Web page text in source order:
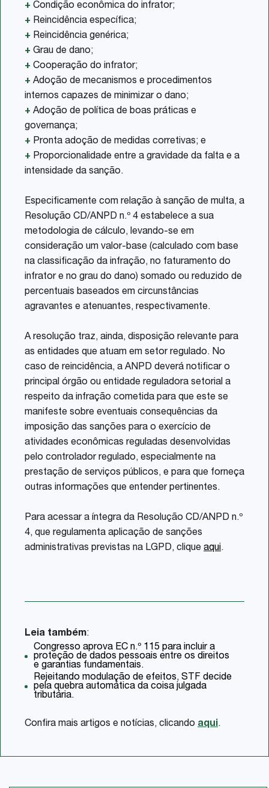
+ Condição econômica do infrator;
+ Reincidência específica;
+ Reincidência genérica;
+ Grau de dano;
+ Cooperação do infrator;
+ Adoção de mecanismos e procedimentos
internos capazes de minimizar o dano;
+ Adoção de política de boas práticas e
governança;
+ Pronta adoção de medidas corretivas; e
+ Proporcionalidade entre a gravidade da falta e a
intensidade da sanção.
Especificamente com relação à sanção de multa, a
Resolução CD/ANPD n.º 4 estabelece a sua
metodologia de cálculo, levando-se em
consideração um valor-base (calculado com base
na classificação da infração, no faturamento do
infrator e no grau do dano) somado ou reduzido de
percentuais baseados em circunstâncias
agravantes e atenuantes, respectivamente.
A resolução traz, ainda, disposição relevante para
as entidades que atuam em setor regulado. No
caso de reincidência, a ANPD deverá notificar o
principal órgão ou entidade reguladora setorial a
respeito da infração cometida para que este se
manifeste sobre eventuais consequências da
imposição das sanções para o exercício de
atividades econômicas reguladas desenvolvidas
pelo controlador regulado, especialmente na
prestação de serviços públicos, e para que forneça
outras informações que entender pertinentes.
Para acessar a íntegra da Resolução CD/ANPD n.º
4, que regulamenta aplicação de sanções
administrativas previstas na LGPD, clique aqui.
Leia também:
Congresso aprova EC n.º 115 para incluir a
proteção de dados pessoais entre os direitos
e garantias fundamentais.
Rejeitando modulação de efeitos, STF decide
pela quebra automática da coisa julgada
tributária.
Confira mais artigos e notícias, clicando aqui.